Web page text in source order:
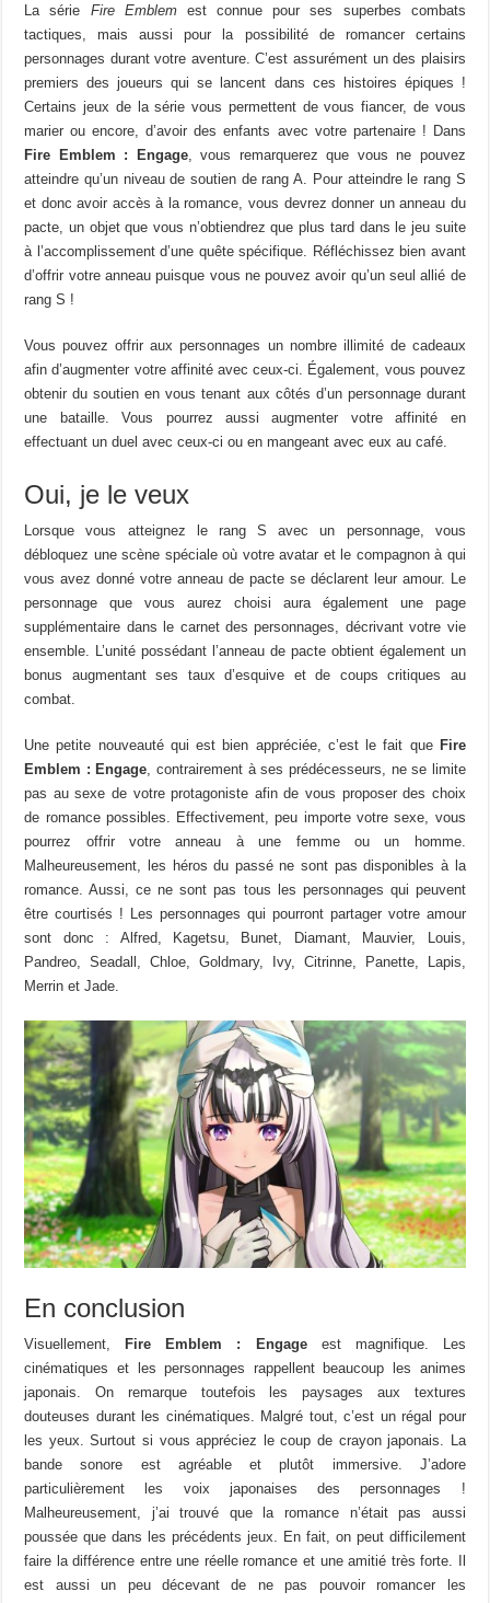
La série Fire Emblemest connue pour ses superbes combats
tactiques, mais aussi pour la possibilité de romancer certains
personnages durant votre aventure. C’est assurément un des plaisirs
premiers des joueurs qui se lancent dans ces histoires épiques !
Certains jeux de la série vous permettent de vous fiancer, de vous
marier ou encore, d’avoir des enfants avec votre partenaire ! Dans
Fire Emblem : Engage, vous remarquerez que vous ne pouvez
atteindre qu’un niveau de soutien de rang A. Pour atteindre le rang S
et donc avoir accès à la romance, vous devrez donner un anneau du
pacte, un objet que vous n’obtiendrez que plus tard dans le jeu suite
à l’accomplissement d’une quête spécifique. Réfléchissez bien avant
d’offrir votre anneau puisque vous ne pouvez avoir qu’un seul allié de
rang S !
Vous pouvez offrir aux personnages un nombre illimité de cadeaux
afin d’augmenter votre affinité avec ceux-ci. Également, vous pouvez
obtenir du soutien en vous tenant aux côtés d’un personnage durant
une bataille. Vous pourrez aussi augmenter votre affinité en
effectuant un duel avec ceux-ci ou en mangeant avec eux au café.
Oui, je le veux
Lorsque vous atteignez le rang S avec un personnage, vous
débloquez une scène spéciale où votre avatar et le compagnon à qui
vous avez donné votre anneau de pacte se déclarent leur amour. Le
personnage que vous aurez choisi aura également une page
supplémentaire dans le carnet des personnages, décrivant votre vie
ensemble. L’unité possédant l’anneau de pacte obtient également un
bonus augmentant ses taux d’esquive et de coups critiques au
combat.
Une petite nouveauté qui est bien appréciée, c’est le fait que Fire
Emblem : Engage , contrairement à ses prédécesseurs, ne se limite
pas au sexe de votre protagoniste afin de vous proposer des choix
de romance possibles. Effectivement, peu importe votre sexe, vous
pourrez offrir votre anneau à une femme ou un homme.
Malheureusement, les héros du passé ne sont pas disponibles à la
romance. Aussi, ce ne sont pas tous les personnages qui peuvent
être courtisés ! Les personnages qui pourront partager votre amour
sont donc : Alfred, Kagetsu, Bunet, Diamant, Mauvier, Louis,
Pandreo, Seadall, Chloe, Goldmary, Ivy, Citrinne, Panette, Lapis,
Merrin et Jade.
En conclusion
Visuellement, Fire Emblem : Engageest magnifique. Les
cinématiques et les personnages rappellent beaucoup les animes
japonais. On remarque toutefois les paysages aux textures
douteuses durant les cinématiques. Malgré tout, c’est un régal pour
les yeux. Surtout si vous appréciez le coup de crayon japonais. La
bande sonore est agréable et plutôt immersive. J’adore
particulièrement les voix japonaises des personnages !
Malheureusement, j’ai trouvé que la romance n’était pas aussi
poussée que dans les précédents jeux. En fait, on peut difficilement
faire la différence entre une réelle romance et une amitié très forte. Il
est aussi un peu décevant de ne pas pouvoir romancer les